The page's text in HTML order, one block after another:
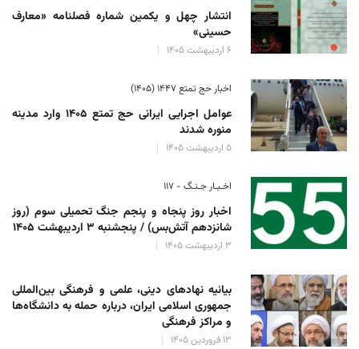
انتشار چهل و یکمین شماره فصلنامه «معارف
حسینی»
۶ اردیبهشت ۱۴۰۵
اخبار حج تمتع ۱۴۴۷ (۱۴۰۵)
عوامل اجرایی ایرانی حج تمتع ۱۴۰۵ وارد مدینه
منوره ‌شدند
۵ اردیبهشت ۱۴۰۵
اخـبـار جـنـگ - ۱۱۷
اخبار روز پنجاه و پنجم جنگ تحمیلی سوم (روز
شانزدهم آتش‌بس) / پنجشنبه ۳ اردیبهشت ۱۴۰۵
۳ اردیبهشت ۱۴۰۵
بیانیه نهادهای دینی، علمی و فرهنگی بین‌المللی
جمهوری اسلامی ایران، درباره حمله به دانشگاه‌ها
و مراکز فرهنگی
۱۳ فروردین ۱۴۰۵